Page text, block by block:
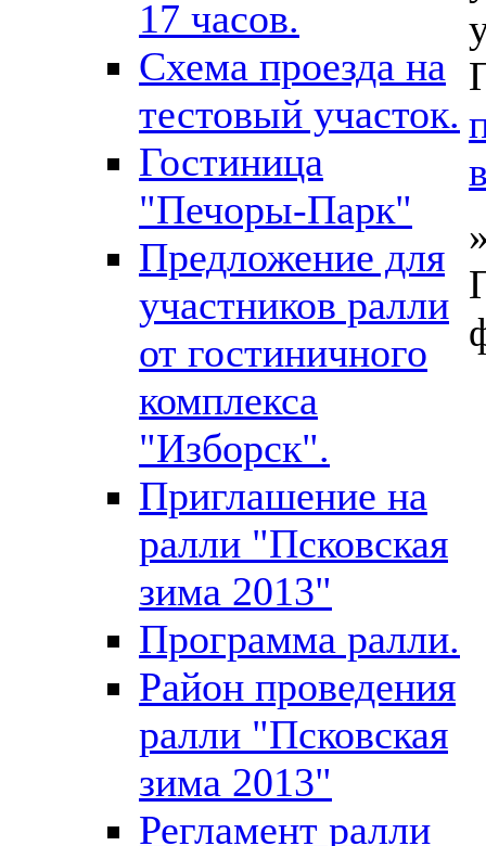
17 часов.
Схема проезда на
тестовый участок.
Гостиница
"Печоры-Парк"
Предложение для
участников ралли
от гостиничного
комплекса
"Изборск".
Приглашение на
ралли "Псковская
зима 2013"
Программа ралли.
Район проведения
ралли "Псковская
зима 2013"
Регламент ралли